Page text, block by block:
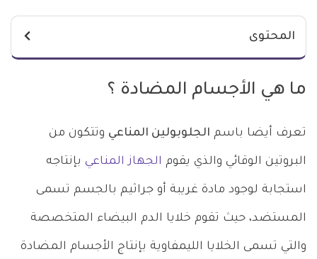
المحتوى
ما هي الأجسام المضادة ؟
تعرف أيضا باسم الجلوبولين المناعي وتتكون من
البروتين الوقائي والذي يقوم الجهاز المناعي بإنتاجه
استجابة لوجود مادة غريبة أو جراثيم بالجسم تسمى
المستضد، حيث تقوم خلايا الدم البيضاء المتخصصة
والتي تسمى الخلايا الليمفاوية بإنتاج الأجسام المضادة